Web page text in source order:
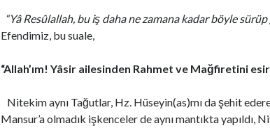
“Yâ Resûlallah, bu iş daha ne zamana kadar böyle sürüp
Efendimiz, bu suale,
“Allah’ım! Yâsir ailesinden Rahmet ve Mağfiretini
Nitekim aynı Tağutlar, Hz. Hüseyin(as)mı da şehit
Mansur’a olmadık işkenceler de aynı mantıkta yapıldı,